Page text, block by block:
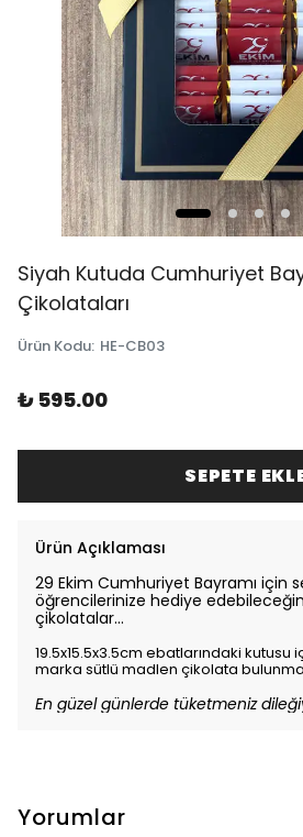
Siyah Kutuda Cumhuriyet
Çikolataları
Ürün Kodu: HE-CB03
₺ 595.00
SEPETE
Ürün Açıklaması
29 Ekim Cumhuriyet Bayramı için
öğrencilerinize hediye
çikolatalar...
19.5x15.5x3.5cm ebatlarındaki kutusu
marka sütlü madlen çikolata
En güzel günlerde tüketmeniz
Yorumlar